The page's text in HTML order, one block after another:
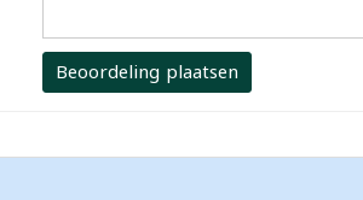
Beoordeling plaatsen